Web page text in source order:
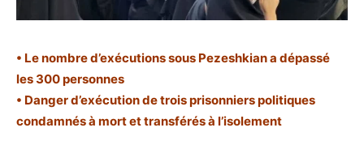
• Le nombre d’exécutions sous Pezeshkian a dépassé
les 300 personnes
• Danger d’exécution de trois prisonniers politiques
condamnés à mort et transférés à l’isolement